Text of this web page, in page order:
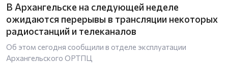
В Архангельске на следующей неделе
ожидаются перерывы в трансляции некоторых
радиостанций и телеканалов
Об этом сегодня сообщили в отделе эксплуатации
Архангельского ОРТПЦ